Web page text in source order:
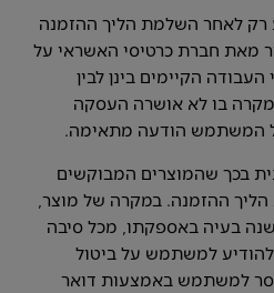
רק לאחר השלמת הליך ההזמנה
מאת חברת כרטיסי האשראי על
הקיימים בינן לבין
בו לא אושרה העסקה
המשתמש הודעה מתאימה.
בכך שהמוצרים המבוקשים
ההזמנה. במקרה של מוצר,
בעיה באספקתו, מכל סיבה
למשתמש על ביטול
למשתמש באמצעות דואר